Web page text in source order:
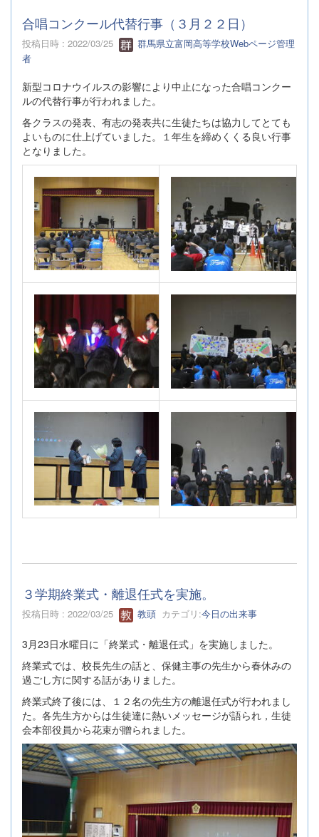
合唱コンクール代替行事（３月２２日）
投稿日時 : 2022/03/25
群馬県立富岡高等学校Webページ管理
者
新型コロナウイルスの影響により中止になった合唱コンクー
ルの代替行事が行われました。
各クラスの発表、有志の発表共に生徒たちは協力してとても
よいものに仕上げていました。１年生を締めくくる良い行事
となりました。
３学期終業式・離退任式を実施。
投稿日時 : 2022/03/25 教頭 カテゴリ:今日の出来事
3月23日水曜日に「終業式・離退任式」を実施しました。
終業式では、校長先生の話と、保健主事の先生から春休みの
過ごし方に関する話がありました。
終業式終了後には、１２名の先生方の離退任式が行われまし
た。各先生方からは生徒達に熱いメッセージが語られ，生徒
会本部役員から花束が贈られました。